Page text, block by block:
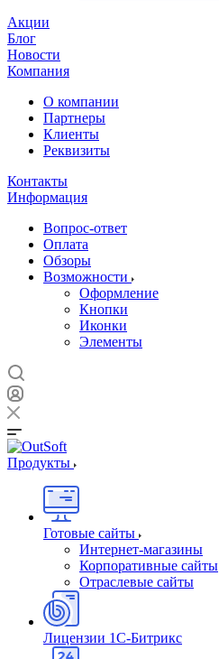
Акции
Блог
Новости
Компания
О компании
Партнеры
Клиенты
Реквизиты
Контакты
Информация
Вопрос-ответ
Оплата
Обзоры
Возможности
Оформление
Кнопки
Иконки
Элементы
Продукты
Готовые сайты
Интернет-магазины
Корпоративные сайты
Отраслевые сайты
Лицензии 1С-Битрикс